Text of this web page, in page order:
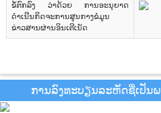
t
i
o
n
ຂໍ້ຕົກລົງ ວ່າດ້ວຍ ການອະນຸຍາດ
ດຳເນີນກິດຈະການສູນກາງຂໍ່ມູນ
ຂ່າວສານຜ່ານອິນເຕີເນັດ